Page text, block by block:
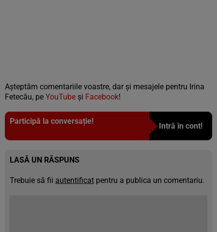
Așteptăm comentariile voastre, dar și mesajele pentru Irina
Fetecău, pe YouTube și Facebook!
Participă la conversație!
Intră în cont!
LASĂ UN RĂSPUNS
Trebuie să fii autentificat pentru a publica un comentariu.